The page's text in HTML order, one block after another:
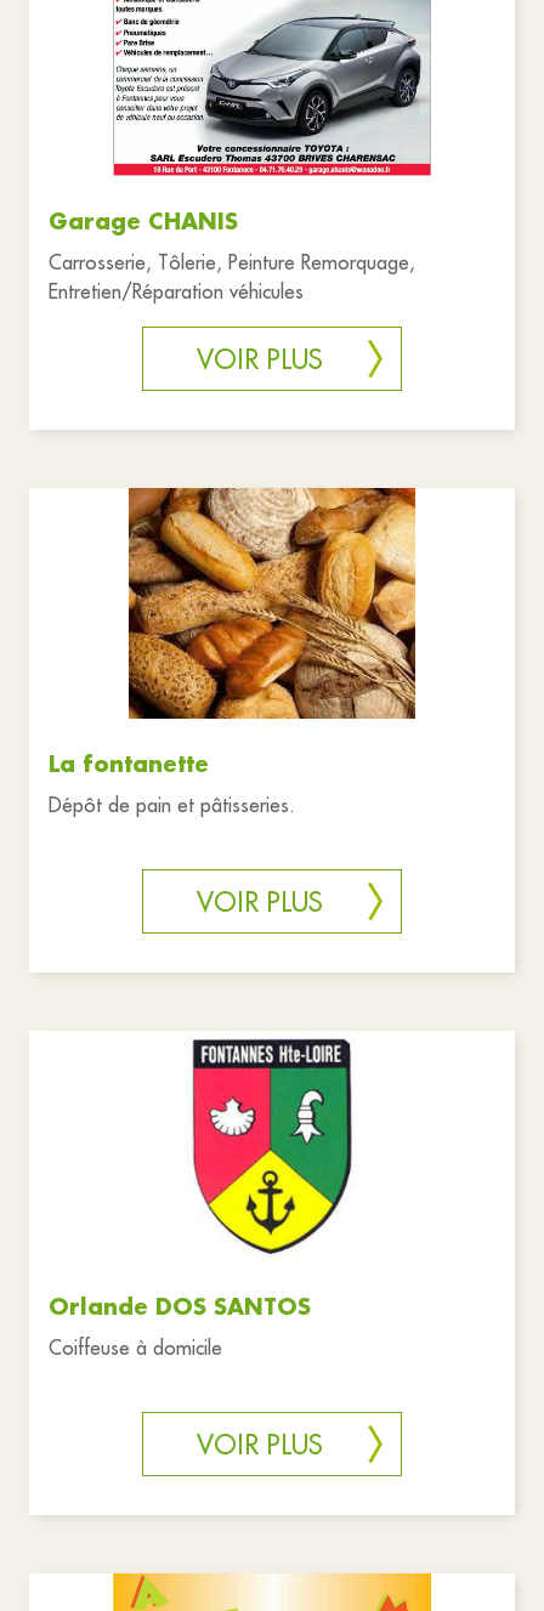
Garage CHANIS
Carrosserie, Tôlerie, Peinture Remorquage,
Entretien/Réparation véhicules
VOIR PLUS
La fontanette
Dépôt de pain et pâtisseries.
VOIR PLUS
Orlande DOS SANTOS
Coiffeuse à domicile
VOIR PLUS